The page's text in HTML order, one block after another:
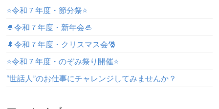
⭐️令和７年度・節分祭⭐️
🎍令和７年度・新年会🎍
🌲令和７年度・クリスマス会🎅
⭐️令和７年度・のぞみ祭り開催⭐️
“世話人”のお仕事にチャレンジしてみませんか？